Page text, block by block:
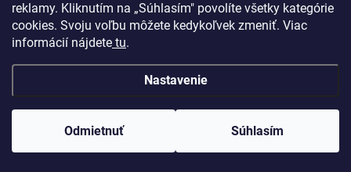
reklamy. Kliknutím na „Súhlasím" povolíte všetky kategórie
cookies. Svoju voľbu môžete kedykoľvek zmeniť. Viac
informácií nájdete tu.
Nastavenie
Odmietnuť Súhlasím